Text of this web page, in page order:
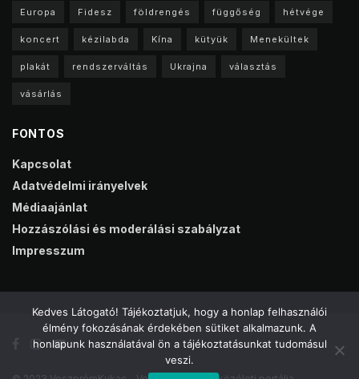
Europa Fidesz földrengés függőség hétvége
koncert kézilabda Kína kütyük Menekültek
plakát rendszerváltás Ukrajna választás
vásárlás
FONTOS
Kapcsolat
Adatvédelmi irányelvek
Médiaajánlat
Hozzászólási és moderálási szabályzat
Impresszum
Kedves Látogató! Tájékoztatjuk, hogy a honlap felhasználói
élmény fokozásának érdekében sütiket alkalmazunk. A
honlapunk használatával ön a tájékoztatásunkat tudomásul
veszi.